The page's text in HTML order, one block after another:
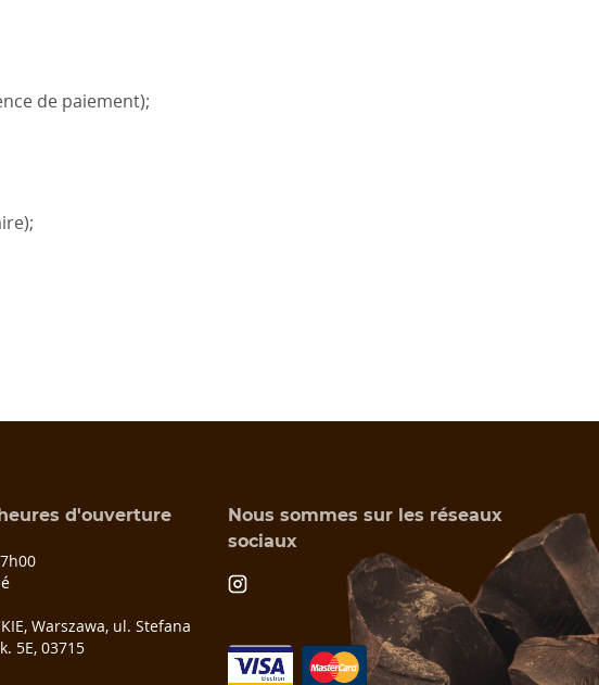
de paiement);
d'ouverture
Warszawa, ul. Stefana
5E, 03­715
Nous sommes sur les réseaux
sociaux